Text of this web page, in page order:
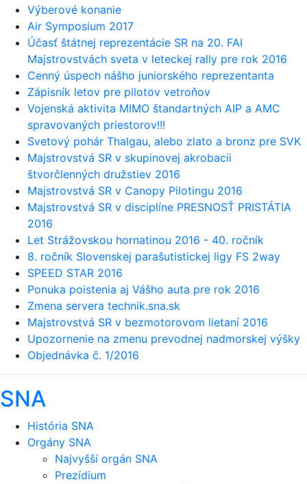
Výberové konanie
Air Symposium 2017
Účasť štátnej reprezentácie SR na 20. FAI
Majstrovstvách sveta v leteckej rally pre rok 2016
Cenný úspech nášho juniorského reprezentanta
Zápisník letov pre pilotov vetroňov
Vojenská aktivita MIMO štandartných AIP a AMC
spravovaných priestorov!!!
Svetový pohár Thalgau, alebo zlato a bronz pre SVK
Majstrovstvá SR v skupinovej akrobacii
štvorčlenných družstiev 2016
Majstrovstvá SR v Canopy Pilotingu 2016
Majstrovstvá SR v disciplíne PRESNOSŤ PRISTÁTIA
2016
Let Strážovskou hornatinou 2016 - 40. ročník
8. ročník Slovenskej parašutistickej ligy FS 2way
SPEED STAR 2016
Ponuka poistenia aj Vášho auta pre rok 2016
Zmena servera technik.sna.sk
Majstrovstvá SR v bezmotorovom lietaní 2016
Upozornenie na zmenu prevodnej nadmorskej výšky
Objednávka č. 1/2016
SNA
História SNA
Orgány SNA
Najvyšší orgán SNA
Prezídium